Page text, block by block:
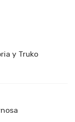
y Truko